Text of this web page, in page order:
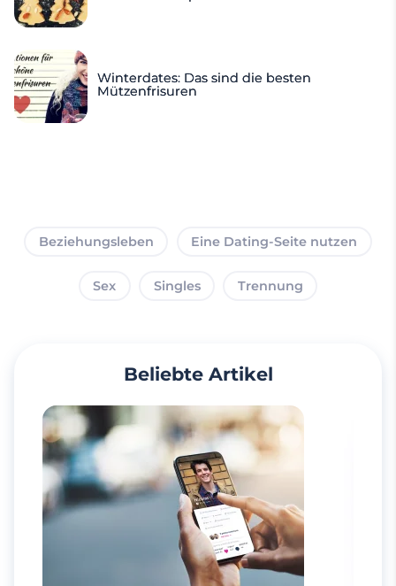
Winterdates: Das sind die besten
Mützenfrisuren
Beziehungsleben Eine Dating-Seite nutzen
Sex Singles Trennung
Beliebte Artikel